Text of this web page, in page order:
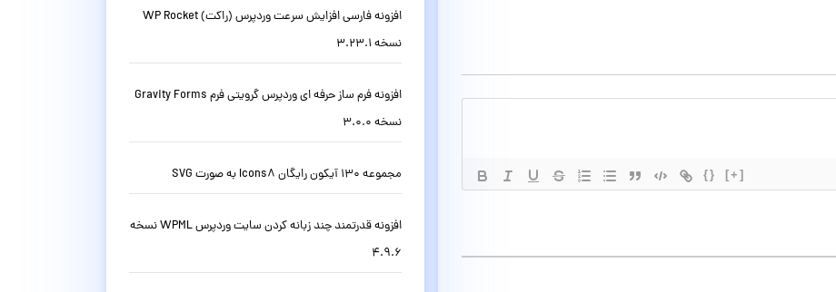
{} [+]
افزونه فارسی افزایش سرعت وردپرس (راکت) WP Rocket
نسخه 3.23.1
افزونه فرم ساز حرفه ای وردپرس گرویتی فرم Gravity Forms
نسخه 3.0.0
مجموعه 130 آیکون رایگان Icons8 به صورت SVG
افزونه قدرتمند چند زبانه کردن سایت وردپرس WPML نسخه
4.9.6